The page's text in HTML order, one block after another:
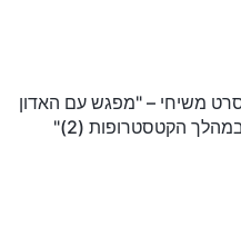
משיחי – "מפגש עם האדון
הקטסטרופות (2)"